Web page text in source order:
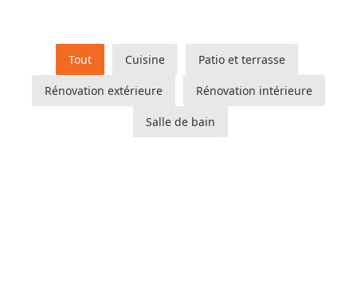
Tout Cuisine Patio et terrasse
Rénovation extérieure Rénovation intérieure
Salle de bain